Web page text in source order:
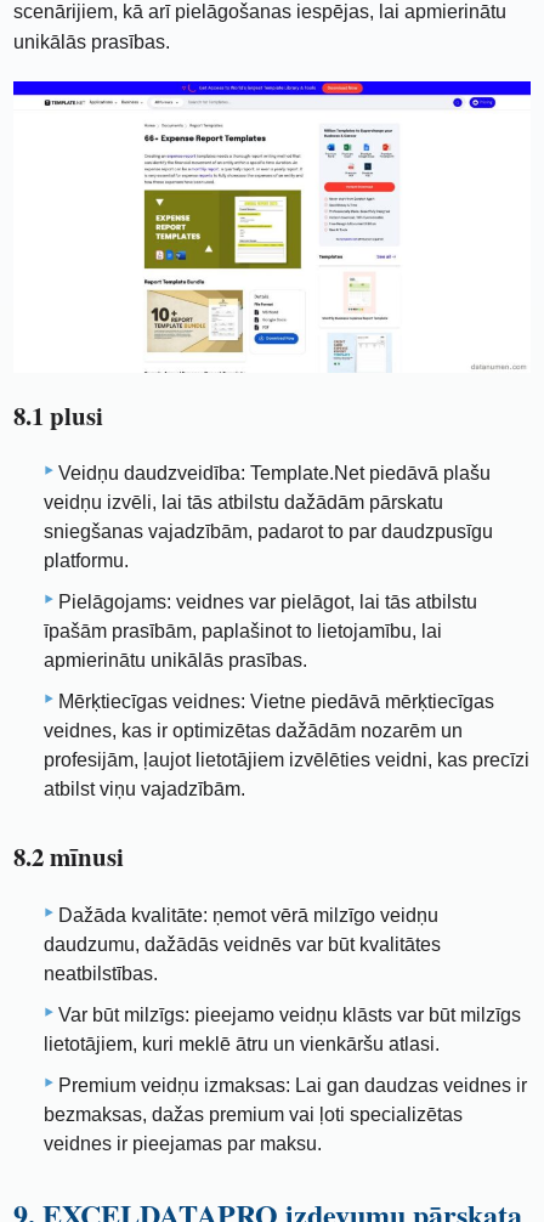
scenārijiem, kā arī pielāgošanas iespējas, lai apmierinātu
unikālās prasības.
8.1 plusi
Veidņu daudzveidība: Template.Net piedāvā plašu
veidņu izvēli, lai tās atbilstu dažādām pārskatu
sniegšanas vajadzībām, padarot to par daudzpusīgu
platformu.
Pielāgojams: veidnes var pielāgot, lai tās atbilstu
īpašām prasībām, paplašinot to lietojamību, lai
apmierinātu unikālās prasības.
Mērķtiecīgas veidnes: Vietne piedāvā mērķtiecīgas
veidnes, kas ir optimizētas dažādām nozarēm un
profesijām, ļaujot lietotājiem izvēlēties veidni, kas precīzi
atbilst viņu vajadzībām.
8.2 mīnusi
Dažāda kvalitāte: ņemot vērā milzīgo veidņu
daudzumu, dažādās veidnēs var būt kvalitātes
neatbilstības.
Var būt milzīgs: pieejamo veidņu klāsts var būt milzīgs
lietotājiem, kuri meklē ātru un vienkāršu atlasi.
Premium veidņu izmaksas: Lai gan daudzas veidnes ir
bezmaksas, dažas premium vai ļoti specializētas
veidnes ir pieejamas par maksu.